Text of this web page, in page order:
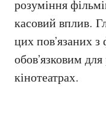
розуміння
касовий вплив.
цих пов’язаних з
обов’язковим
кінотеатрах.